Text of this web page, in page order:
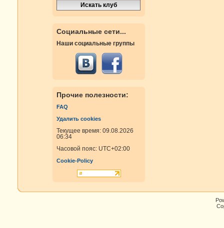
Социальные сети...
Наши социальные группы
Прочие полезности:
FAQ
Удалить cookies
Текущее время: 09.08.2026
06:34
Часовой пояс: UTC+02:00
Cookie-Policy